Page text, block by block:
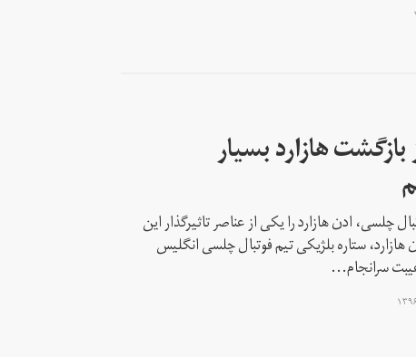
هازارد بسیار
چلسی، ادن هازارد را یکی از عناصر تاثیرگذار این
ستاره بلژیکی تیم فوتبال چلسی انگلیس
سرانجام...